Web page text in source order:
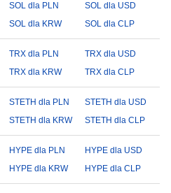
SOL dla PLN
SOL dla USD
SOL dla KRW SOL dla CLP
TRX dla PLN
TRX dla USD
TRX dla KRW TRX dla CLP
STETH dla PLN
STETH dla USD
STETH dla KRW STETH dla CLP
HYPE dla PLN
HYPE dla USD
HYPE dla KRW HYPE dla CLP